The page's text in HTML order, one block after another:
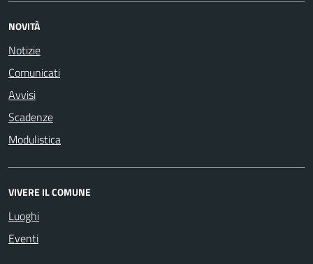
NOVITÀ
Notizie
Comunicati
Avvisi
Scadenze
Modulistica
VIVERE IL COMUNE
Luoghi
Eventi